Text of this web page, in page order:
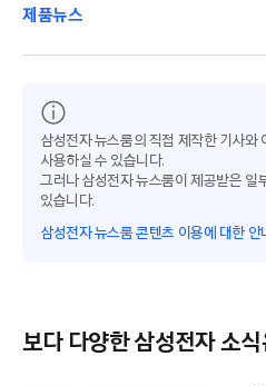
제품뉴스
삼성전자 뉴스룸의 직접 제작한 기사와
사용하실 수 있습니다.
그러나 삼성전자 뉴스룸이 제공받은 일
있습니다.
삼성전자 뉴스룸 콘텐츠 이용에 대한 안
보다 다양한 삼성전자 소